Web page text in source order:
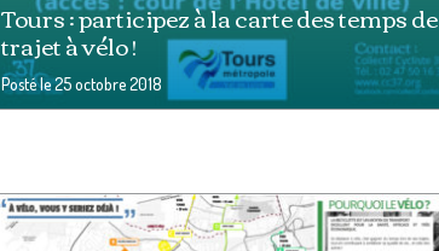
Tours : participez à la carte des temps de
trajet à vélo !
Posté le25 octobre 2018